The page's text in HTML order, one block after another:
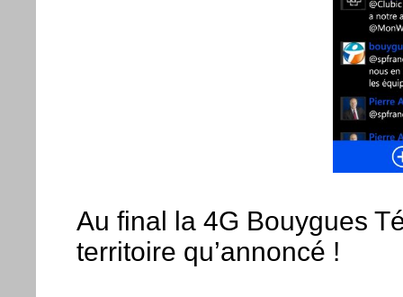
Au final la 4G Bouygues
territoire qu’annoncé !